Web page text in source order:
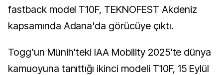
fastback model T10F, TEKNOFEST Akdeniz
kapsamında Adana'da görücüye çıktı.
Togg'un Münih'teki IAA Mobility 2025'te dünya
kamuoyuna tanıttığı ikinci modeli T10F, 15 Eylül